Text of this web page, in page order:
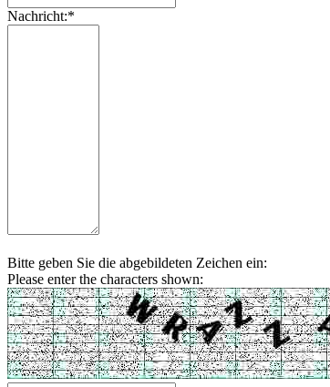
Nachricht:*
Bitte geben Sie die abgebildeten Zeichen ein:
Please enter the characters shown: